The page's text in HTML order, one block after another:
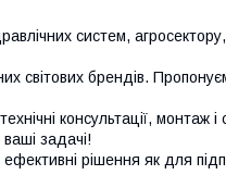
систем,
світових брендів.
консультації, монтаж і
задачі!
рішення як для